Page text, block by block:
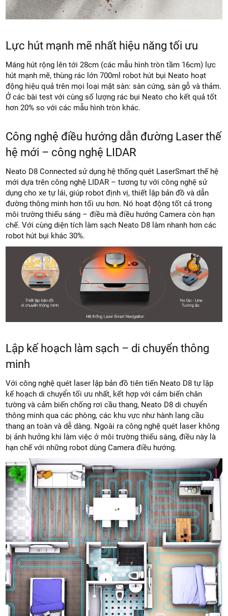
Lực hút mạnh mẽ nhất hiệu năng tối ưu
Máng hút rộng lên tới 28cm (các mẫu hình tròn tầm 16cm) lực
hút mạnh mẽ, thùng rác lớn 700ml robot hút bụi Neato hoạt
động hiệu quả trên mọi loại mặt sàn: sàn cứng, sàn gỗ và thảm.
Ở các bài test với cùng số lượng rác bụi Neato cho kết quả tốt
hơn 20% so với các mẫu hình tròn khác.
Công nghệ điều hướng dẫn đường Laser thế
hệ mới – công nghệ LIDAR
Neato D8 Connected sử dụng hệ thống quét LaserSmart thế hệ
mới dựa trên công nghệ LIDAR – tương tự với công nghệ sử
dụng cho xe tự lái, giúp robot định vị, thiết lập bản đồ và dẫn
đường thông minh hơn tối ưu hơn. Nó hoạt động tốt cả trong
môi trường thiếu sáng – điều mà điều hướng Camera còn hạn
chế. Với cùng diện tích làm sạch Neato D8 làm nhanh hơn các
robot hút bụi khác 30%.
Lập kế hoạch làm sạch – di chuyển thông
minh
Với công nghệ quét laser lập bản đồ tiên tiến Neato D8 tự lập
kế hoạch di chuyển tối ưu nhất, kết hợp với cảm biến chân
tường và cảm biến chống rơi cầu thang, Neato D8 di chuyển
thông minh qua các phòng, các khu vực như hành lang cầu
thang an toàn và dễ dàng. Ngoài ra công nghệ quét laser không
bị ảnh hưởng khi làm việc ở môi trường thiếu sáng, điều này là
hạn chế với những robot dùng Camera điều hướng.